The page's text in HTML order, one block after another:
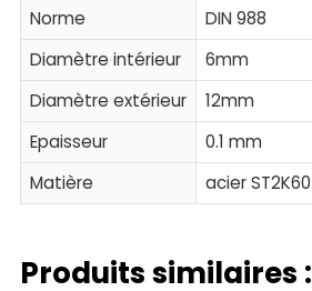
Norme
DIN 988
Diamètre intérieur
6mm
Diamètre extérieur
12mm
Epaisseur
0.1 mm
Matière
acier ST2K60
Produits similaires :